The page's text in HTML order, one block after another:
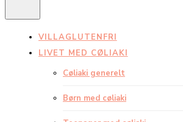
VILLAGLUTENFRI
LIVET MED CØLIAKI
Cøliaki generelt
Børn med cøliaki